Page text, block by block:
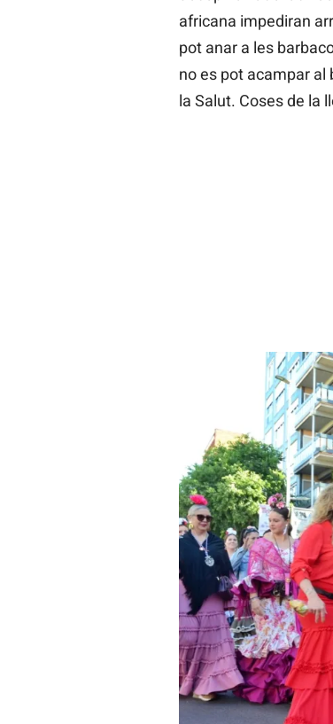
africana impediran
pot anar a les
no es pot acampar al
la Salut. Coses de la